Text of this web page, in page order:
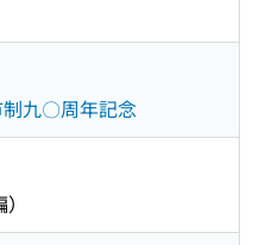
九〇周年記念